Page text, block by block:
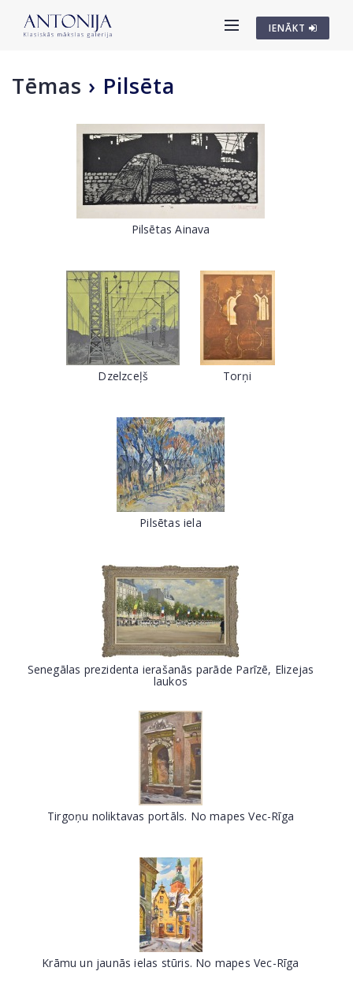
IENĀKT
Tēmas › Pilsēta
Pilsētas Ainava
Dzelzceļš Torņi
Pilsētas iela
Senegālas prezidenta ierašanās parāde Parīzē, Elizejas
laukos
Tirgoņu noliktavas portāls. No mapes Vec-Rīga
Krāmu un jaunās ielas stūris. No mapes Vec-Rīga